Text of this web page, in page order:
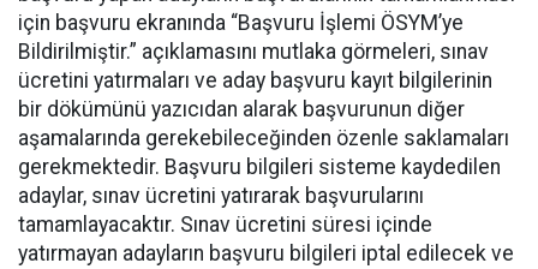
için başvuru ekranında “Başvuru İşlemi ÖSYM’ye
Bildirilmiştir.” açıklamasını mutlaka görmeleri, sınav
ücretini yatırmaları ve aday başvuru kayıt bilgilerinin
bir dökümünü yazıcıdan alarak başvurunun diğer
aşamalarında gerekebileceğinden özenle saklamaları
gerekmektedir. Başvuru bilgileri sisteme kaydedilen
adaylar, sınav ücretini yatırarak başvurularını
tamamlayacaktır. Sınav ücretini süresi içinde
yatırmayan adayların başvuru bilgileri iptal edilecek ve